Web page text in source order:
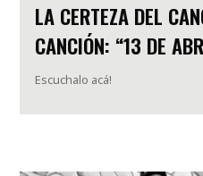
LA CERTEZA DEL
CANCIÓN: “13 DE
Escuchalo acá!